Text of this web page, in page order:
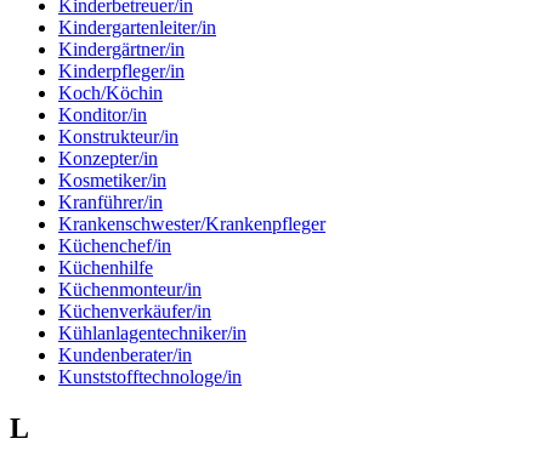
Kinderbetreuer/in
Kindergartenleiter/in
Kindergärtner/in
Kinderpfleger/in
Koch/Köchin
Konditor/in
Konstrukteur/in
Konzepter/in
Kosmetiker/in
Kranführer/in
Krankenschwester/Krankenpfleger
Küchenchef/in
Küchenhilfe
Küchenmonteur/in
Küchenverkäufer/in
Kühlanlagentechniker/in
Kundenberater/in
Kunststofftechnologe/in
L